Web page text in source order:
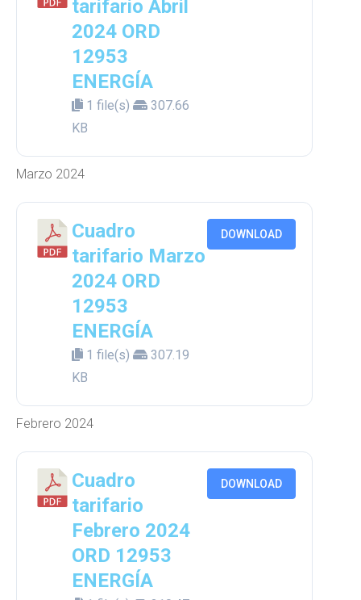
tarifario Abril
2024 ORD
12953
ENERGÍA
1 file(s)
307.66
KB
Marzo 2024
Cuadro
tarifario Marzo
2024 ORD
12953
ENERGÍA
1 file(s)
307.19
KB
DOWNLOAD
Febrero 2024
Cuadro
tarifario
Febrero 2024
ORD 12953
ENERGÍA
DOWNLOAD